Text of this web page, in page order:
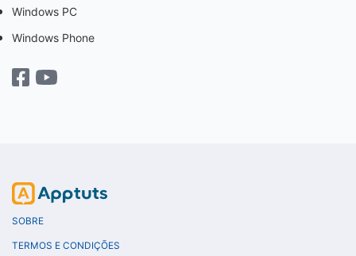
Windows PC
Windows Phone
SOBRE
TERMOS E CONDIÇÕES